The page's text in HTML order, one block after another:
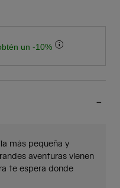
un -10%
más pequeña y
aventuras vienen
te espera donde